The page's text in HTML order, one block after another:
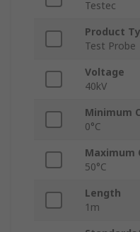
Testec
Product
Test Probe
Voltage
40kV
Minimum
0°C
Maximum
50°C
Length
1m